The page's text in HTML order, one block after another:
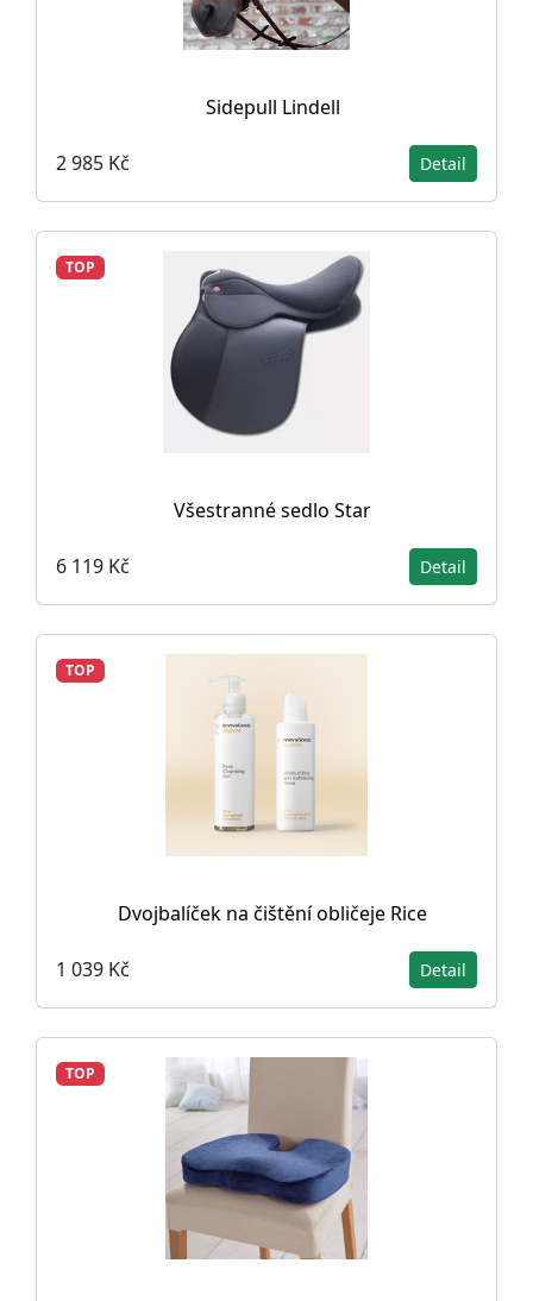
Sidepull Lindell
2 985 Kč Detail
TOP
Všestranné sedlo Star
6 119 Kč Detail
TOP
Dvojbalíček na čištění obličeje Rice
1 039 Kč Detail
TOP